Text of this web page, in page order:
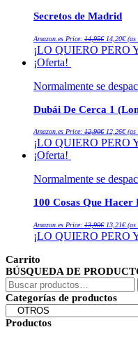
Secretos de Madrid
Amazon.es Price: 14,95€precio
original
era:
14,20€
es:
(as
¡LO QUIERO PERO
¡Oferta!
Normalmente se
Dubái De Cerca 1
Amazon.es Price: 12,90€precio
original
era:
12,26€
es:
(as
¡LO QUIERO PERO
¡Oferta!
Normalmente se
100 Cosas Que
Amazon.es Price: 13,90€precio
original
era:
13,21€
es:
(as
¡LO QUIERO PERO
Carrito
BÚSQUEDA DE
Buscar
por:
Categorías de productos
Productos